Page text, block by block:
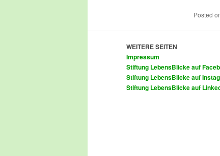
Posted
WEITERE SEITEN
Impressum
Stiftung LebensBlicke auf
Stiftung LebensBlicke auf
Stiftung LebensBlicke auf